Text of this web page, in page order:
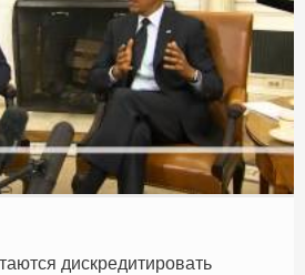
дискредитировать